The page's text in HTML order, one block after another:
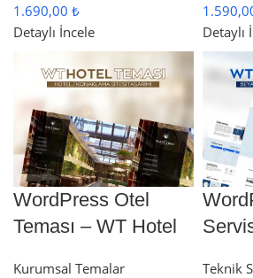
1.690,00 ₺
Detaylı İncele
Detaylı
WordPress Otel
Teması – WT Hotel
Kurumsal Temalar Teknik